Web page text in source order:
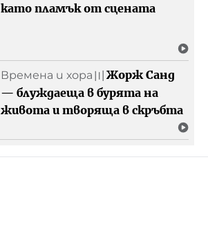
като пламък от сцената
Времена и хора 〣 Жорж Санд
— блуждаеща в бурята на
живота и творяща в скръбта